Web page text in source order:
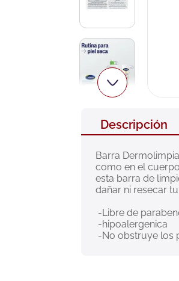
Descripción
Barra
como en el
esta barra de
dañar ni resecar
-Libre de
-hipoalergenica
-No obstruye los